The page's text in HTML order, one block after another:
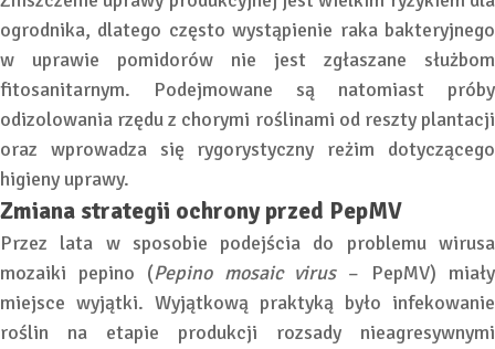
ogrodnika, dlatego często wystąpienie raka bakteryjnego
w uprawie pomidorów nie jest zgłaszane służbom
fitosanitarnym. Podejmowane są natomiast próby
odizolowania rzędu z chorymi roślinami od reszty plantacji
oraz wprowadza się rygorystyczny reżim dotyczącego
higieny uprawy.
Zmiana strategii ochrony przed PepMV
Przez lata w sposobie podejścia do problemu wirusa
mozaiki pepino (Pepino mosaic virus– PepMV) miały
miejsce wyjątki. Wyjątkową praktyką było infekowanie
roślin na etapie produkcji rozsady nieagresywnymi